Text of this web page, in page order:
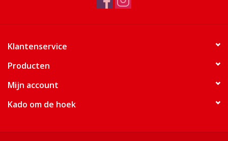
Klantenservice
Producten
Mijn account
Kado om de hoek